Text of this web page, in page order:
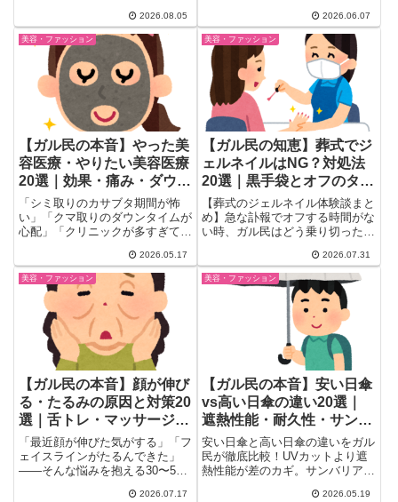
テーマ別に総整理しました。アラ
フォー・アラフィフ世代のリアル
な美容費用と効果の実態がまるご
とわかる完全保存版まとめです。
2026.08.05
骨格診断の活用法まで、30〜50
代女性のリアルな本音を一気にチ
ェック。
2026.06.07
美容・ファッション
【ガル民の本音】やった美
容医療・やりたい美容医療
20選｜効果・痛み・ダウン
タイムの実態
「シミ取りのカサブタ期間が怖
い」「クマ取りのダウンタイムが
心配」「クリニックが多すぎて迷
2026.05.17
美容・ファッション
【ガル民の知恵】葬式でジ
ェルネイルはNG？対処法
20選｜黒手袋とオフのタイ
ミング体験談
【葬式のジェルネイル体験談まと
め】急な訃報でオフする時間がな
い時、ガル民はどう乗り切った？
ピングの活用法から、義実家との
マナー衝突・田舎の親族トラブル
実例まで、知恵袋以上のリアルな
本音とマナーの本当のところを
20選厳選して紹介します。
2026.07.31
美容・ファッション
【ガル民の本音】顔が伸び
る・たるみの原因と対策20
選｜舌トレ・マッサージ・
ボトックス体験談
「最近顔が伸びた気がする」「フ
ェイスラインがたるんできた」
——そんな悩みを抱える30〜50
リアルな声を厳選。舌トレ・ヘッ
2026.07.17
美容・ファッション
【ガル民の本音】安い日傘
vs高い日傘の違い20選｜
遮熱性能・耐久性・サンバ
リアのリアル評価
安い日傘と高い日傘の違いをガル
民が徹底比較！UVカットより遮
熱性能が差のカギ。サンバリア・
ールドの本音レビュー、買い替え
2026.05.19